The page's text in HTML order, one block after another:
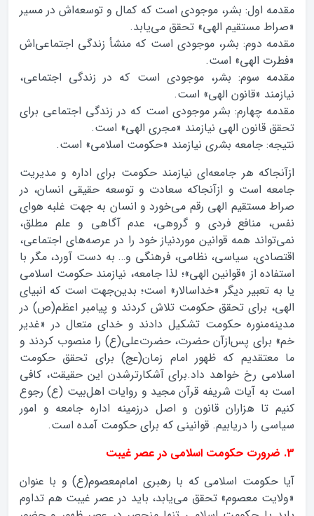
مقدمه اول: بشر، موجودی است که کمال و توسعه‌اش در مسیر
«صراط مستقیم الهی» تحقق می‌یابد.
مقدمه دوم: بشر، موجودی است که منشأ زندگی اجتماعی‌اش
«فطرت الهی» است.
مقدمه سوم: بشر، موجودی است که در زندگی اجتماعی،
نیازمند «قانون الهی» است.
مقدمه چهارم: بشر موجودی است که در زندگی اجتماعی برای
تحقق قانون الهی نیازمند «مجری الهی» است.
نتیجه: جامعه‌ بشری نیازمند «حکومت اسلامی» است.
ازآنجاکه هر جامعه‌ای نیازمند حکومت برای اداره و مدیریت
جامعه است و ازآنجاکه سعادت و توسعه حقیقی انسان، در
صراط مستقیم الهی رقم می‌خورد و انسان به جهت غلبه‌ هوای
نفس، منافع فردی و گروهی، عدم آگاهی و علم مطلق،
نمی‌تواند همه قوانین موردنیاز خود را در عرصه‌های اجتماعی،
اقتصادی، سیاسی، نظامی، فرهنگی و… به دست آورد، مگر با
استفاده از «قوانین الهی»؛ لذا جامعه، نیازمند حکومت اسلامی
یا به تعبیر دیگر «خداسالار» است؛ بدین‌جهت است که انبیای
الهی، برای تحقق حکومت تلاش کردند و پیامبر اعظم(ص) در
مدینه‌منوره حکومت تشکیل دادند و خدای متعال در «غدیر
خم» برای پس‌ازآن حضرت، حضرت‌علی(ع) را منصوب کردند و
ما معتقدیم که ظهور امام زمان(عج) برای تحقق حکومت
اسلامی رخ خواهد داد.برای آشکارترشدن این حقیقت، کافی
است به آیات شریفه قرآن مجید و روایات اهل‌بیت (ع) رجوع
کنیم تا هزاران قانون و اصل درزمینه اداره جامعه و امور
سیاسی را دریابیم. قوانینی که برای حکومت آمده است.
3. ضرورت حکومت اسلامی در عصر غیبت
آیا حکومت اسلامی که با رهبری امام‌معصوم(ع) و با عنوان
«ولایت معصوم» تحقق می‌یابد، باید در عصر غیبت هم تداوم